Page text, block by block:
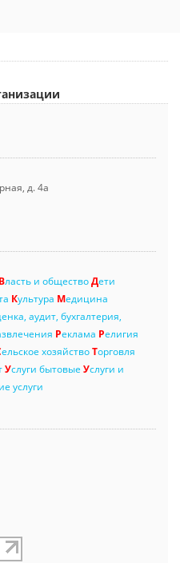
д. 4а
Власть и обществоДети
Культура Медицина
аудит, бухгалтерия,
Реклама Религия
ельское хозяйствоТорговля
Услуги бытовые Услуги и
услуги